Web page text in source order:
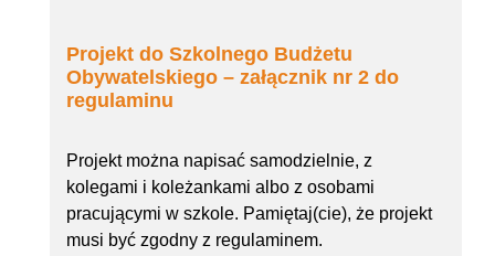
Projekt do Szkolnego Budżetu
Obywatelskiego – załącznik nr 2 do
regulaminu
Projekt można napisać samodzielnie, z
kolegami i koleżankami albo z osobami
pracującymi w szkole. Pamiętaj(cie), że projekt
musi być zgodny z regulaminem.